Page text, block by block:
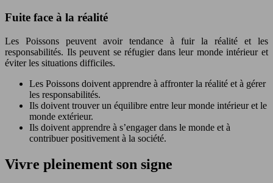
Fuite face à la réalité
Les Poissons peuvent avoir tendance à fuir la réalité et les
responsabilités. Ils peuvent se réfugier dans leur monde intérieur et
éviter les situations difficiles.
Les Poissons doivent apprendre à affronter la réalité et à gérer
les responsabilités.
Ils doivent trouver un équilibre entre leur monde intérieur et le
monde extérieur.
Ils doivent apprendre à s’engager dans le monde et à
contribuer positivement à la société.
Vivre pleinement son signe